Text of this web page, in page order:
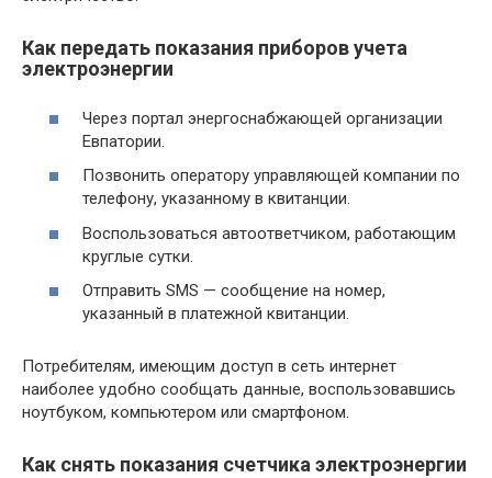
Как передать показания приборов учета
электроэнергии
Через портал энергоснабжающей организации
Евпатории.
Позвонить оператору управляющей компании по
телефону, указанному в квитанции.
Воспользоваться автоответчиком, работающим
круглые сутки.
Отправить SMS — сообщение на номер,
указанный в платежной квитанции.
Потребителям, имеющим доступ в сеть интернет
наиболее удобно сообщать данные, воспользовавшись
ноутбуком, компьютером или смартфоном.
Как снять показания счетчика электроэнергии